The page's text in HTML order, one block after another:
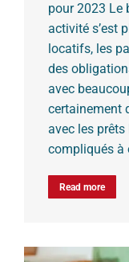
pour 2023 Le
activité s’est
locatifs, les
des
avec
certainement
avec les
compliqués à
Read more